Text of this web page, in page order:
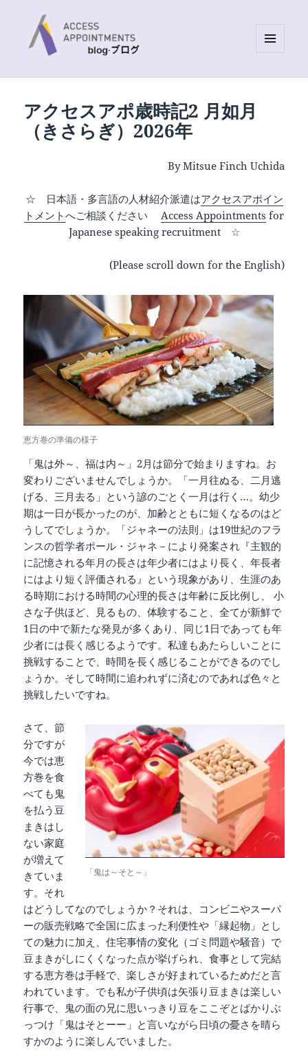
WIDGETS
アクセスアポ歳時記2 月如月
（きさらぎ）2026年
By Mitsue Finch Uchida
☆ 日本語・多言語の人材紹介派遣はアクセスアポイン
トメントへご相談ください Access Appointments for
Japanese speaking recruitment ☆
(Please scroll down for the English)
恵方巻の準備の様子
「鬼は外～、福は内～」2月は節分で始まりますね。お
変わりございませんでしょうか。「一月往ぬる、二月逃
げる、三月去る」という諺のごとく一月は行く…。幼少
期は一日が長かったのが、加齢とともに短くなるのはど
うしてでしょうか。「ジャネーの法則」は19世紀のフラ
ンスの哲学者ポール・ジャネ－により発案され『主観的
に記憶される年月の長さは年少者にはより長く、年長者
にはより短く評価される』という現象があり、生涯のあ
る時期における時間の心理的長さは年齢に反比例し、 小
さな子供ほど、見るもの、体験すること、全てが新鮮で
1日の中で新たな発見が多くあり、同じ1日であっても年
少者には長く感じるようです。私達もあたらしいことに
挑戦することで、時間を長く感じることができるのでし
ょうか。そして時間に追われずに済むのであれば色々と
挑戦したいですね。
「鬼は～そと～」
さて、節
分ですが
今では恵
方巻を食
べても鬼
を払う豆
まきはし
ない家庭
が増えて
きていま
す。それ
はどうしてなのでしょうか？それは、コンビニやスーパ
ーの販売戦略で全国に広まった利便性や「縁起物」とし
ての魅力に加え、住宅事情の変化（ゴミ問題や騒音）で
豆まきがしにくくなった点が挙げられ、食事として完結
する恵方巻は手軽で、楽しさが好まれているためだと言
われています。でも私が子供頃は矢張り豆まきは楽しい
行事で、鬼の面の兄に思いっきり豆をここぞとばかりぶ
っつけ「鬼はそとーー」と言いながら日頃の憂さを晴ら
すかのように楽しんでいました。